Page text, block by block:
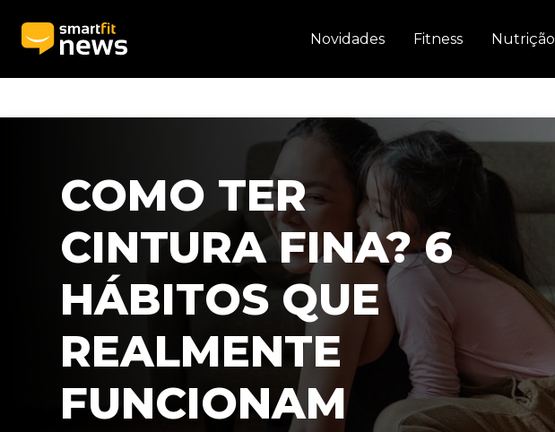
Novidades Fitness Nutrição
COMO TER
CINTURA FINA? 6
HÁBITOS QUE
REALMENTE
FUNCIONAM